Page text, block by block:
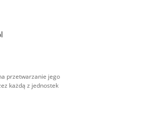
przetwarzanie jego
każdą z jednostek